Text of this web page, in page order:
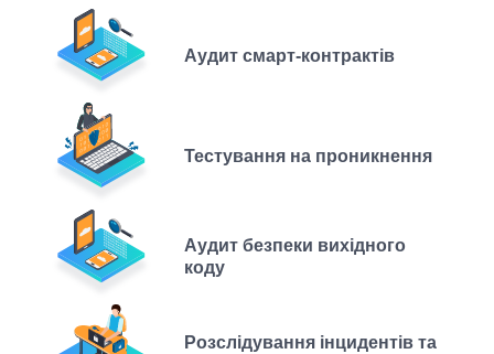
Аудит смарт-контрактів
Тестування на проникнення
Аудит безпеки вихідного
коду
Розслідування інцидентів та